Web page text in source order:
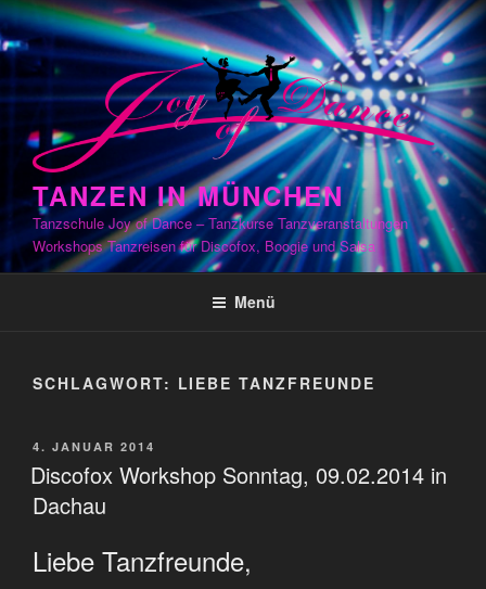
Zum
Inhalt
springen
TANZEN IN MÜNCHEN
Tanzschule Joy of Dance – Tanzkurse Tanzveranstaltungen
Workshops Tanzreisen für Discofox, Boogie und Salsa
Menü
SCHLAGWORT: LIEBE TANZFREUNDE
VERÖFFENTLICHT
AM
4. JANUAR 2014
Discofox Workshop Sonntag, 09.02.2014 in
Dachau
Liebe Tanzfreunde,